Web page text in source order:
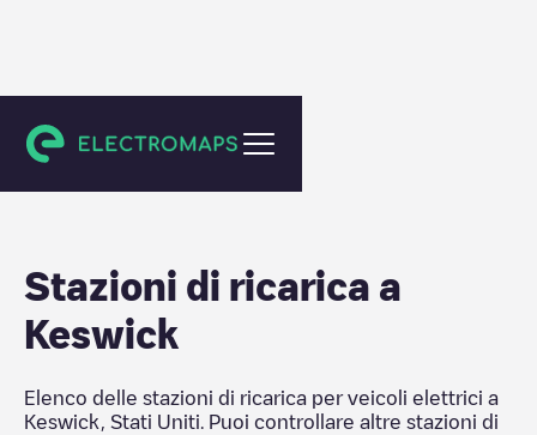
Albemarle County
Stazioni di ricarica a
Keswick
Elenco delle stazioni di ricarica per veicoli elettrici a
Keswick
Stati Uniti . Puoi controllare altre stazioni di